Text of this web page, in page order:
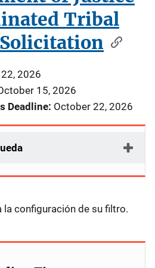
Tribal
2026
15, 2026
Deadline: October 22, 2026
la configuración de su filtro.